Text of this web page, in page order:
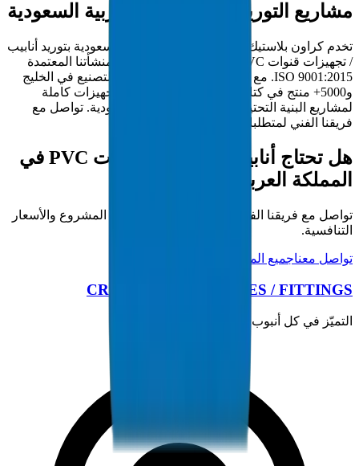
مشاريع التوريد في المملكة العربية السعودية
تخدم كراون بلاستيك مقاولي المملكة العربية السعودية بتوريد أنابيب
/ تجهيزات قنوات PVC مباشرة من المصنع من منشأتنا المعتمدة
ISO 9001:2015. مع أكثر من 30 عاماً من خبرة التصنيع في الخليج
و5000+ منتج في كتالوجنا، نقدم حلول أنابيب / تجهيزات كاملة
لمشاريع البنية التحتية في المملكة العربية السعودية. تواصل مع
فريقنا الفني لمتطلبات المشروع.
هل تحتاج أنابيب / تجهيزات قنوات PVC في
المملكة العربية السعودية؟
تواصل مع فريقنا الفني للحصول على مواصفات المشروع والأسعار
التنافسية.
تواصل معناجميع المنتجات
CROWN PLASTIC PIPES / FITTINGS
التميّز في كل أنبوب